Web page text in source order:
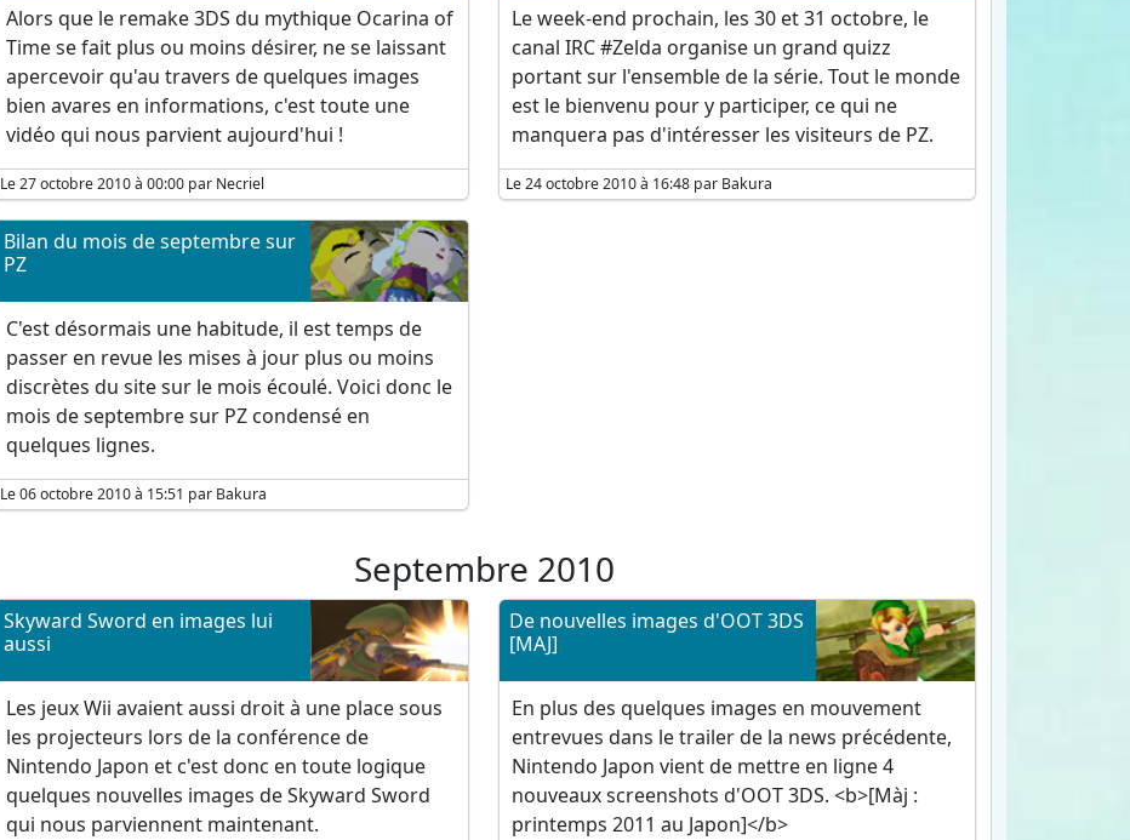
Alors que le remake 3DS du mythique Ocarina of
Time se fait plus ou moins désirer, ne se laissant
apercevoir qu'au travers de quelques images
bien avares en informations, c'est toute une
vidéo qui nous parvient aujourd'hui !
Le 27 octobre 2010 à 00:00 par Necriel
Le week-end prochain, les 30 et 31 octobre, le
canal IRC #Zelda organise un grand quizz
portant sur l'ensemble de la série. Tout le monde
est le bienvenu pour y participer, ce qui ne
manquera pas d'intéresser les visiteurs de PZ.
Le 24 octobre 2010 à 16:48 par Bakura
Bilan du mois de septembre sur
PZ
C'est désormais une habitude, il est temps de
passer en revue les mises à jour plus ou moins
discrètes du site sur le mois écoulé. Voici donc le
mois de septembre sur PZ condensé en
quelques lignes.
Le 06 octobre 2010 à 15:51 par Bakura
Septembre 2010
Skyward Sword en images lui
aussi
Les jeux Wii avaient aussi droit à une place sous
les projecteurs lors de la conférence de
Nintendo Japon et c'est donc en toute logique
quelques nouvelles images de Skyward Sword
qui nous parviennent maintenant.
De nouvelles images d'OOT 3DS
[MAJ]
En plus des quelques images en mouvement
entrevues dans le trailer de la news précédente,
Nintendo Japon vient de mettre en ligne 4
nouveaux screenshots d'OOT 3DS. <b>[Màj :
printemps 2011 au Japon]</b>